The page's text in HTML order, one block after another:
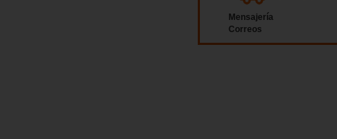
Mensajería
Correos